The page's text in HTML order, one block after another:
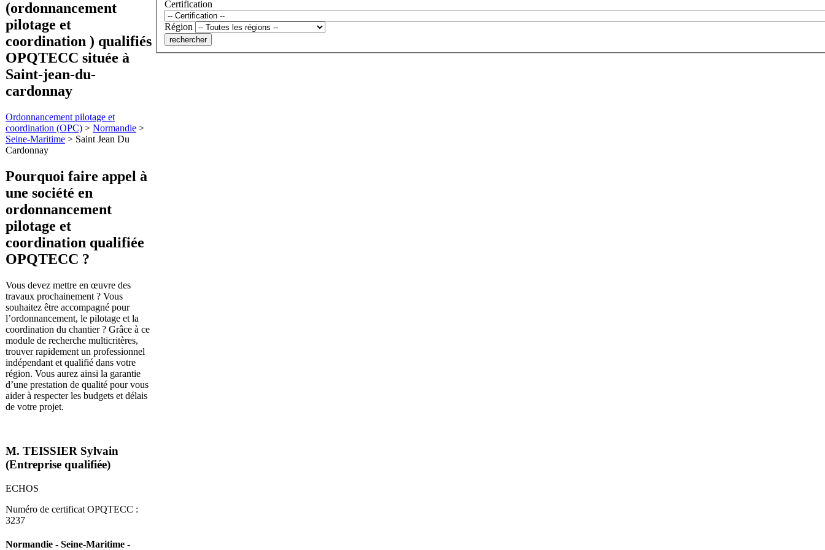
(ordonnancement
pilotage et
coordination ) qualifiés
OPQTECC située à
Saint-jean-du-
cardonnay
Ordonnancement pilotage et
coordination (OPC) > Normandie >
Seine-Maritime > Saint Jean Du
Cardonnay
Pourquoi faire appel à
une société en
ordonnancement
pilotage et
coordination qualifiée
OPQTECC ?
Vous devez mettre en œuvre des
travaux prochainement ? Vous
souhaitez être accompagné pour
l’ordonnancement, le pilotage et la
coordination du chantier ? Grâce à ce
module de recherche multicritères,
trouver rapidement un professionnel
indépendant et qualifié dans votre
région. Vous aurez ainsi la garantie
d’une prestation de qualité pour vous
aider à respecter les budgets et délais
de votre projet.
M. TEISSIER Sylvain
(Entreprise qualifiée)
ECHOS
Numéro de certificat OPQTECC :
3237
Normandie - Seine-Maritime -
Certification
Région